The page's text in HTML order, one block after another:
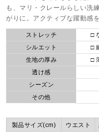
も、マリ・クレールらしい洗
がりに。アクティブな躍動感
ストレッチ □
シルエット
□
生地の厚み
□
透け感
シーズン
その他
製品サイズ(cm) ウエスト